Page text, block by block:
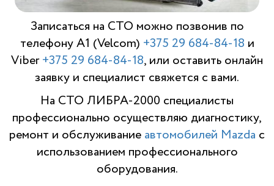
Записаться на СТО можно позвонив по
телефону A1 (Velcom) +375 29 684-84-18 и
Viber+375 29 684-84-18, или оставить онлайн
заявку и специалист свяжется с вами.
На СТО ЛИБРА-2000 специалисты
профессионально осуществляю диагностику,
ремонт и обслуживание автомобилей Mazda с
использованием профессионального
оборудования.